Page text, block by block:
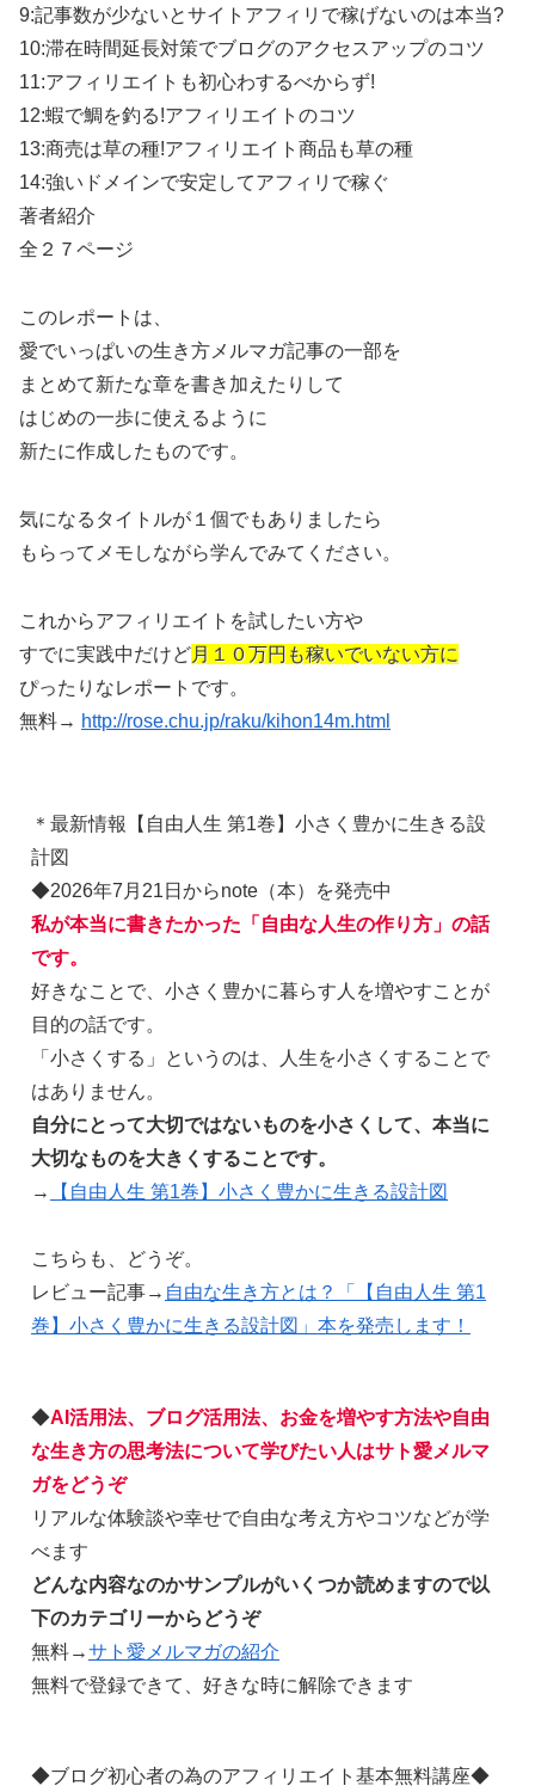
9:記事数が少ないとサイトアフィリで稼げないのは本当?
10:滞在時間延長対策でブログのアクセスアップのコツ
11:アフィリエイトも初心わするべからず!
12:蝦で鯛を釣る!アフィリエイトのコツ
13:商売は草の種!アフィリエイト商品も草の種
14:強いドメインで安定してアフィリで稼ぐ
著者紹介
全２７ページ
このレポートは、
愛でいっぱいの生き方メルマガ記事の一部を
まとめて新たな章を書き加えたりして
はじめの一歩に使えるように
新たに作成したものです。
気になるタイトルが１個でもありましたら
もらってメモしながら学んでみてください。
これからアフィリエイトを試したい方や
すでに実践中だけど月１０万円も稼いでいない方に
ぴったりなレポートです。
無料→ http://rose.chu.jp/raku/kihon14m.html
＊最新情報【自由人生 第1巻】小さく豊かに生きる設
計図
◆2026年7月21日からnote（本）を発売中
私が本当に書きたかった「自由な人生の作り方」の話
です。
好きなことで、小さく豊かに暮らす人を増やすことが
目的の話です。
「小さくする」というのは、人生を小さくすることで
はありません。
自分にとって大切ではないものを小さくして、本当に
大切なものを大きくすることです。
→
【自由人生 第1巻】小さく豊かに生きる設計図
こちらも、どうぞ。
レビュー記事→ 自由な生き方とは？「【自由人生 第1
巻】小さく豊かに生きる設計図」本を発売します！
◆AI活用法、ブログ活用法、お金を増やす方法や自由
な生き方の思考法について学びたい人はサト愛メルマ
ガをどうぞ
リアルな体験談や幸せで自由な考え方やコツなどが学
べます
どんな内容なのかサンプルがいくつか読めますので以
下のカテゴリーからどうぞ
無料→サト愛メルマガの紹介
無料で登録できて、好きな時に解除できます
◆ブログ初心者の為のアフィリエイト基本無料講座◆